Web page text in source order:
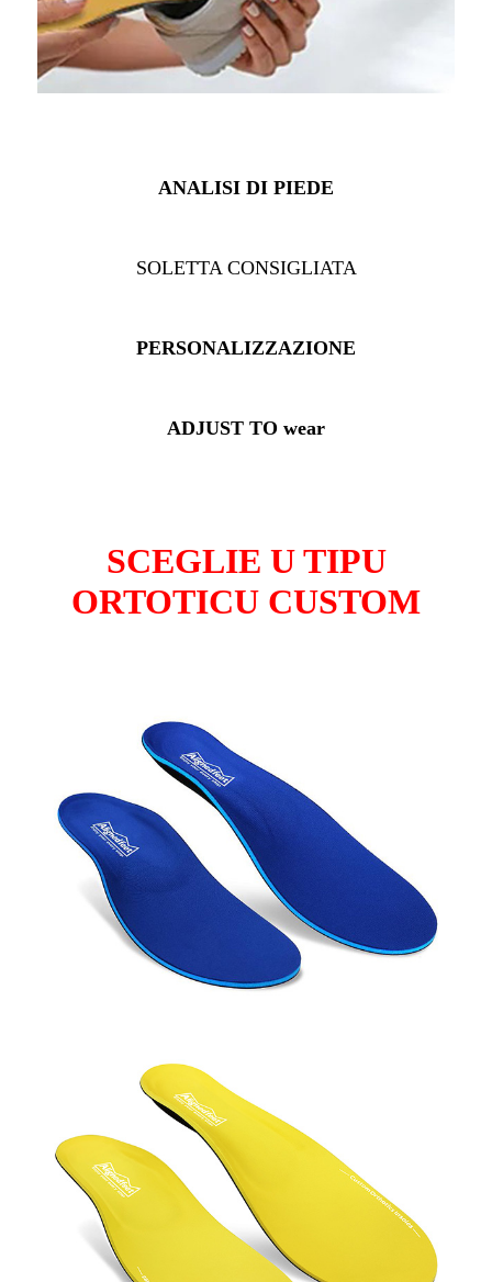
ANALISI DI PIEDE
SOLETTA CONSIGLIATA
PERSONALIZZAZIONE
ADJUST TO wear
SCEGLIE U TIPU
ORTOTICU CUSTOM